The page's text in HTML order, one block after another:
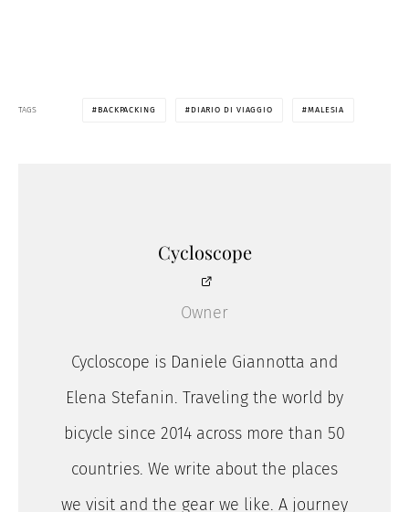
TAGS BACKPACKING DIARIO DI VIAGGIO MALESIA
Cycloscope
Owner
Cycloscope is Daniele Giannotta and
Elena Stefanin. Traveling the world by
bicycle since 2014 across more than 50
countries. We write about the places
we visit and the gear we like. A journey